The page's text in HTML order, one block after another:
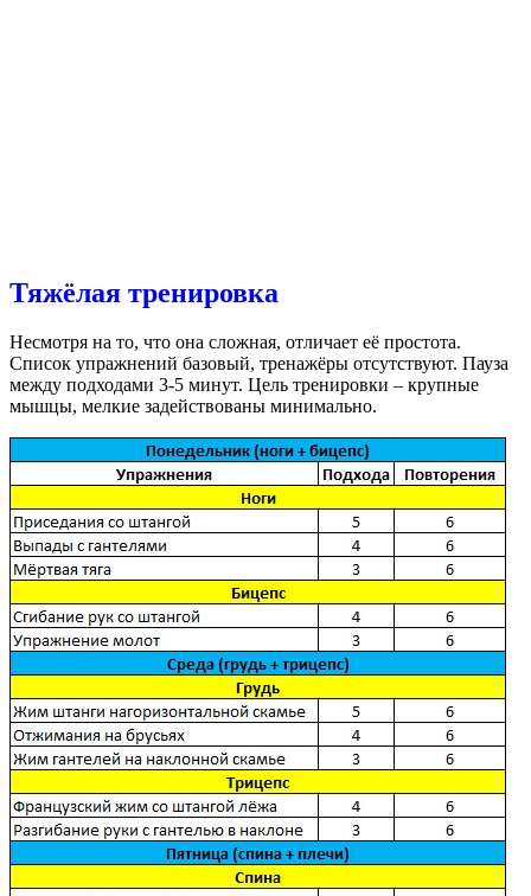
Тяжёлая тренировка
Несмотря на то, что она сложная, отличает её простота.
Список упражнений базовый, тренажёры отсутствуют. Пауза
между подходами 3-5 минут. Цель тренировки – крупные
мышцы, мелкие задействованы минимально.